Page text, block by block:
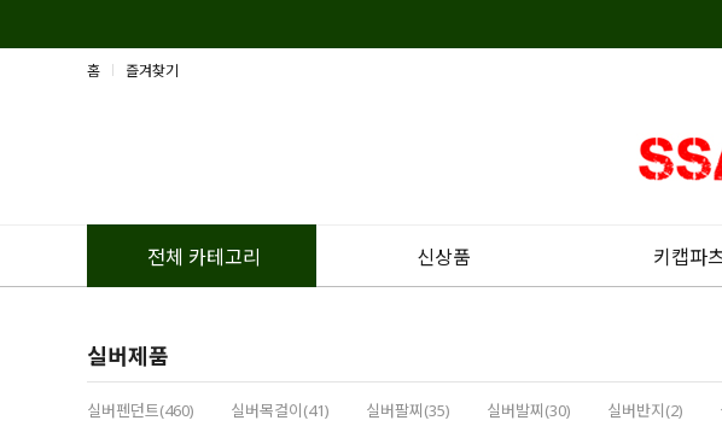
홈 즐겨찾기
전체 카테고리 신상품 키캡파
실버제품
실버펜던트(460) 실버목걸이(41) 실버팔찌(35) 실버발찌(30) 실버반지(2)